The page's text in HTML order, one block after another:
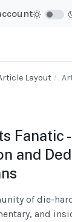
Layout
Fanatic
and
of die-
and